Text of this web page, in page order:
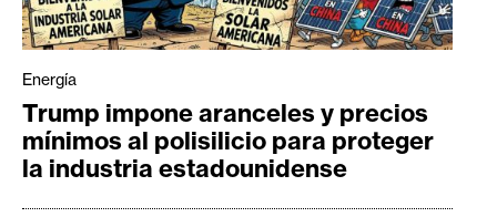
Energía
Trump impone aranceles y precios
mínimos al polisilicio para proteger
la industria estadounidense